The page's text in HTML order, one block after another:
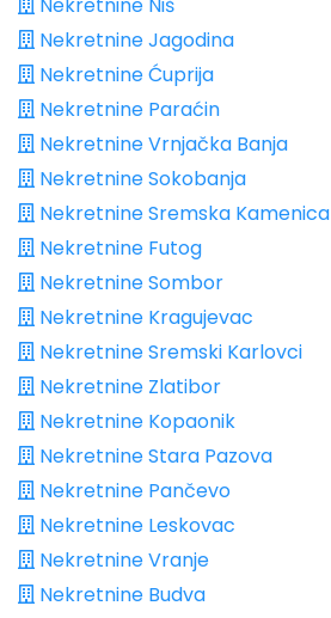
Nekretnine Niš
Nekretnine Jagodina
Nekretnine Ćuprija
Nekretnine Paraćin
Nekretnine Vrnjačka Banja
Nekretnine Sokobanja
Nekretnine Sremska Kamenica
Nekretnine Futog
Nekretnine Sombor
Nekretnine Kragujevac
Nekretnine Sremski Karlovci
Nekretnine Zlatibor
Nekretnine Kopaonik
Nekretnine Stara Pazova
Nekretnine Pančevo
Nekretnine Leskovac
Nekretnine Vranje
Nekretnine Budva